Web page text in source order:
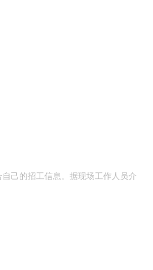
己的招工信息。据现场工作人员介